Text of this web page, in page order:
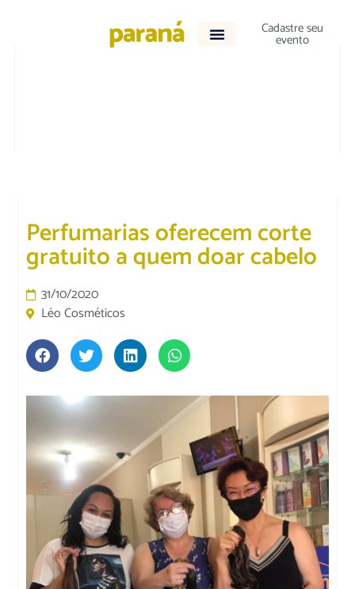
Cadastre seu
evento
Perfumarias oferecem corte
gratuito a quem doar cabelo
31/10/2020
Léo Cosméticos